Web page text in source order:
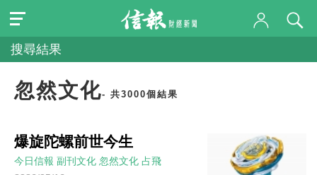
搜尋結果
忽然文化- 共3000個結果
爆旋陀螺前世今生
今日信報 副刊文化 忽然文化 占飛